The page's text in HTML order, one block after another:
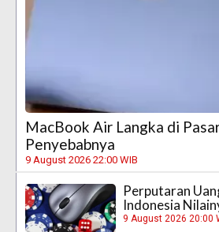
MacBook Air Langka di
Penyebabnya
9 August 2026 22:00 WIB
Perputaran
Indonesia
9 August 2026 20:00